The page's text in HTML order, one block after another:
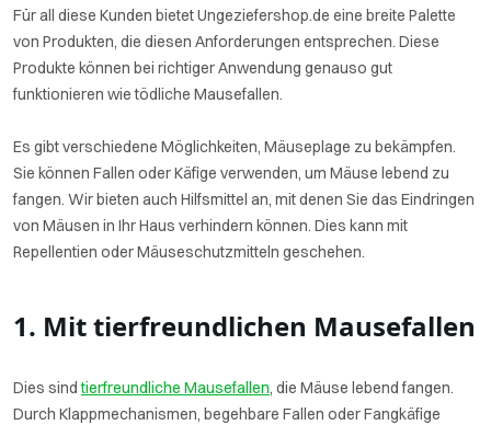
Für all diese Kunden bietet Ungeziefershop.de eine breite Palette
von Produkten, die diesen Anforderungen entsprechen. Diese
Produkte können bei richtiger Anwendung genauso gut
funktionieren wie tödliche Mausefallen.
Es gibt verschiedene Möglichkeiten, Mäuseplage zu bekämpfen.
Sie können Fallen oder Käfige verwenden, um Mäuse lebend zu
fangen. Wir bieten auch Hilfsmittel an, mit denen Sie das Eindringen
von Mäusen in Ihr Haus verhindern können. Dies kann mit
Repellentien oder Mäuseschutzmitteln geschehen.
1. Mit tierfreundlichen Mausefallen
Dies sindtierfreundliche Mausefallen, die Mäuse lebend fangen.
Durch Klappmechanismen, begehbare Fallen oder Fangkäfige